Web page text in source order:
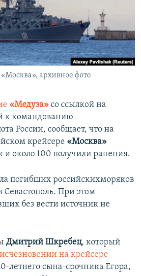
КРЫМА
архивное фото
«Медуза» со ссылкой на
к командованию
России, сообщает, что на
крейсере «Москва»
и около 100 получили ранения.
погибших российскихморяков
Севастополь. При этом
без вести источник не
Дмитрий Шкребец, который
на крейсере
летнего сына-срочника Егора,